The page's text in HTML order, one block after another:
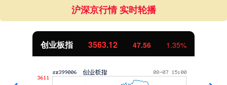
沪深京行情 实时轮播
创业板指 3563.12 47.56 1.35%